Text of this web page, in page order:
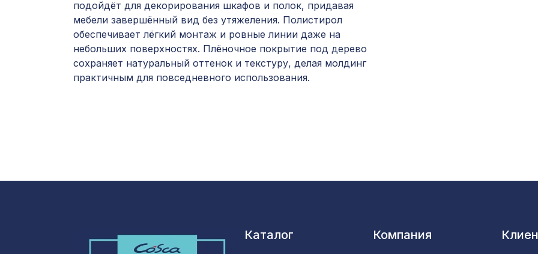
Перфорированная панель КВАДРО 10-20,
1400х780мм, ХДФ, клён
подойдёт для декорирования шкафов и полок, придавая
мебели завершённый вид без утяжеления. Полистирол
обеспечивает лёгкий монтаж и ровные линии даже на
небольших поверхностях. Плёночное покрытие под дерево
сохраняет натуральный оттенок и текстуру, делая молдинг
практичным для повседневного использования.
Каталог Компания